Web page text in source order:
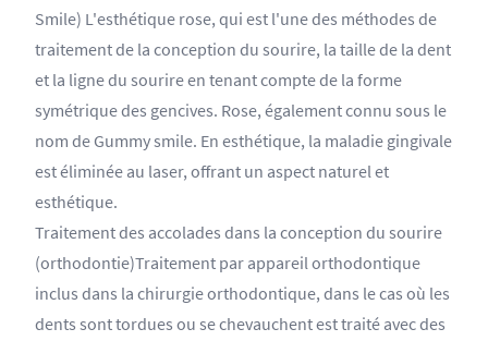
Smile) L'esthétique rose, qui est l'une des méthodes de
traitement de la conception du sourire, la taille de la dent
et la ligne du sourire en tenant compte de la forme
symétrique des gencives. Rose, également connu sous le
nom de Gummy smile. En esthétique, la maladie gingivale
est éliminée au laser, offrant un aspect naturel et
esthétique.
Traitement des accolades dans la conception du sourire
(orthodontie)Traitement par appareil orthodontique
inclus dans la chirurgie orthodontique, dans le cas où les
dents sont tordues ou se chevauchent est traité avec des